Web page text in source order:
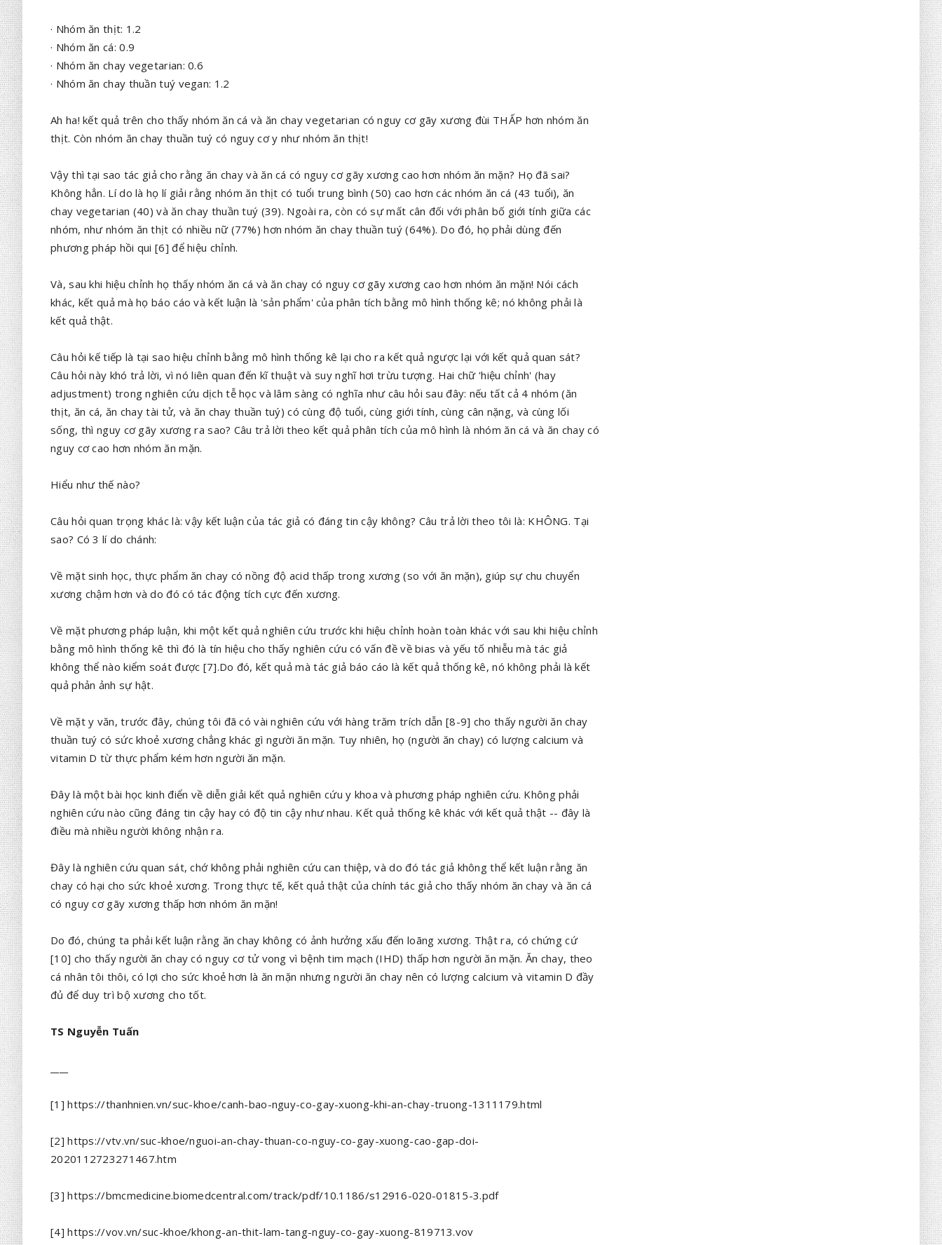
· Nhóm ăn thịt: 1.2
· Nhóm ăn cá: 0.9
· Nhóm ăn chay vegetarian: 0.6
· Nhóm ăn chay thuần tuý vegan: 1.2
Ah ha! kết quả trên cho thấy nhóm ăn cá và ăn chay vegetarian có nguy cơ gãy xương đùi THẤP hơn nhóm ăn
thịt. Còn nhóm ăn chay thuần tuý có nguy cơ y như nhóm ăn thịt!
Vậy thì tại sao tác giả cho rằng ăn chay và ăn cá có nguy cơ gãy xương cao hơn nhóm ăn mặn? Họ đã sai?
Không hẳn. Lí do là họ lí giải rằng nhóm ăn thịt có tuổi trung bình (50) cao hơn các nhóm ăn cá (43 tuổi), ăn
chay vegetarian (40) và ăn chay thuần tuý (39). Ngoài ra, còn có sự mất cân đối với phân bố giới tính giữa các
nhóm, như nhóm ăn thịt có nhiều nữ (77%) hơn nhóm ăn chay thuần tuý (64%). Do đó, họ phải dùng đến
phương pháp hồi qui [6] để hiệu chỉnh.
Và, sau khi hiệu chỉnh họ thấy nhóm ăn cá và ăn chay có nguy cơ gãy xương cao hơn nhóm ăn mặn! Nói cách
khác, kết quả mà họ báo cáo và kết luận là 'sản phẩm' của phân tích bằng mô hình thống kê; nó không phải là
kết quả thật.
Câu hỏi kế tiếp là tại sao hiệu chỉnh bằng mô hình thống kê lại cho ra kết quả ngược lại với kết quả quan sát?
Câu hỏi này khó trả lời, vì nó liên quan đến kĩ thuật và suy nghĩ hơi trừu tượng. Hai chữ 'hiệu chỉnh' (hay
adjustment) trong nghiên cứu dịch tễ học và lâm sàng có nghĩa như câu hỏi sau đây: nếu tất cả 4 nhóm (ăn
thịt, ăn cá, ăn chay tài tử, và ăn chay thuần tuý) có cùng độ tuổi, cùng giới tính, cùng cân nặng, và cùng lối
sống, thì nguy cơ gãy xương ra sao? Câu trả lời theo kết quả phân tích của mô hình là nhóm ăn cá và ăn chay có
nguy cơ cao hơn nhóm ăn mặn.
Hiểu như thế nào?
Câu hỏi quan trọng khác là: vậy kết luận của tác giả có đáng tin cậy không? Câu trả lời theo tôi là: KHÔNG. Tại
sao? Có 3 lí do chánh:
Về mặt sinh học, thực phẩm ăn chay có nồng độ acid thấp trong xương (so với ăn mặn), giúp sự chu chuyển
xương chậm hơn và do đó có tác động tích cực đến xương.
Về mặt phương pháp luận, khi một kết quả nghiên cứu trước khi hiệu chỉnh hoàn toàn khác với sau khi hiệu chỉnh
bằng mô hình thống kê thì đó là tín hiệu cho thấy nghiên cứu có vấn đề về bias và yếu tố nhiễu mà tác giả
không thể nào kiểm soát được [7].Do đó, kết quả mà tác giả báo cáo là kết quả thống kê, nó không phải là kết
quả phản ảnh sự hật.
Về mặt y văn, trước đây, chúng tôi đã có vài nghiên cứu với hàng trăm trích dẫn [8-9] cho thấy người ăn chay
thuần tuý có sức khoẻ xương chẳng khác gì người ăn mặn. Tuy nhiên, họ (người ăn chay) có lượng calcium và
vitamin D từ thực phẩm kém hơn người ăn mặn.
Đây là một bài học kinh điển về diễn giải kết quả nghiên cứu y khoa và phương pháp nghiên cứu. Không phải
nghiên cứu nào cũng đáng tin cậy hay có độ tin cậy như nhau. Kết quả thống kê khác với kết quả thật -- đây là
điều mà nhiều người không nhận ra.
Đây là nghiên cứu quan sát, chớ không phải nghiên cứu can thiệp, và do đó tác giả không thể kết luận rằng ăn
chay có hại cho sức khoẻ xương. Trong thực tế, kết quả thật của chính tác giả cho thấy nhóm ăn chay và ăn cá
có nguy cơ gãy xương thấp hơn nhóm ăn mặn!
Do đó, chúng ta phải kết luận rằng ăn chay không có ảnh hưởng xấu đến loãng xương. Thật ra, có chứng cứ
[10] cho thấy người ăn chay có nguy cơ tử vong vì bệnh tim mạch (IHD) thấp hơn người ăn mặn. Ăn chay, theo
cá nhân tôi thôi, có lợi cho sức khoẻ hơn là ăn mặn nhưng người ăn chay nên có lượng calcium và vitamin D đầy
đủ để duy trì bộ xương cho tốt.
TS Nguyễn Tuấn
[1] https://thanhnien.vn/suc-khoe/canh-bao-nguy-co-gay-xuong-khi-an-chay-truong-1311179.html
[2] https://vtv.vn/suc-khoe/nguoi-an-chay-thuan-co-nguy-co-gay-xuong-cao-gap-doi-
2020112723271467.htm
[3] https://bmcmedicine.biomedcentral.com/track/pdf/10.1186/s12916-020-01815-3.pdf
[4] https://vov.vn/suc-khoe/khong-an-thit-lam-tang-nguy-co-gay-xuong-819713.vov